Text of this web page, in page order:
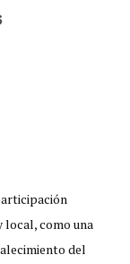
como una
del